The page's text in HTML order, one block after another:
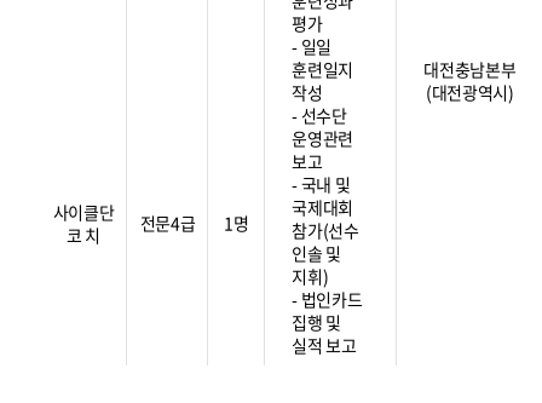
평가
- 일일
훈련일지
작성
- 선수단
운영관련
보고
- 국내 및
국제대회
참가(선수
인솔 및
지휘)
- 법인카드
집행 및
실적 보고
대전충남본부
(대전광역시)
사이클단
코 치
전문4급 1명